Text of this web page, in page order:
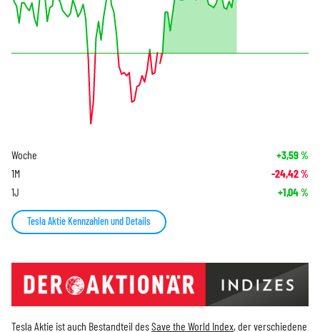
Woche +3,59%
1M -24,42%
1J +1,04%
Tesla Aktie Kennzahlen und Details
Tesla Aktie ist auch Bestandteil desSave the World Index, der verschiedene